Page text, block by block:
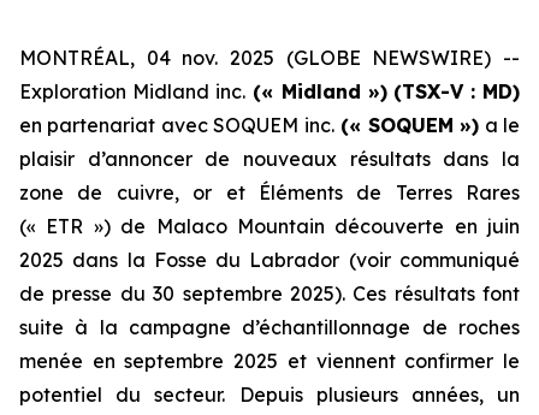
MONTRÉAL, 04 nov. 2025 (GLOBE NEWSWIRE) --
Exploration Midland inc. (« Midland ») (TSX-V : MD)
en partenariat avec SOQUEM inc.(« SOQUEM ») a le
plaisir d’annoncer de nouveaux résultats dans la
zone de cuivre, or et Éléments de Terres Rares
(« ETR ») de Malaco Mountain découverte en juin
2025 dans la Fosse du Labrador (voir communiqué
de presse du 30 septembre 2025). Ces résultats font
suite à la campagne d’échantillonnage de roches
menée en septembre 2025 et viennent confirmer le
potentiel du secteur. Depuis plusieurs années, un